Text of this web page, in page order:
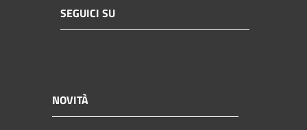
SEGUICI SU
NOVITÀ